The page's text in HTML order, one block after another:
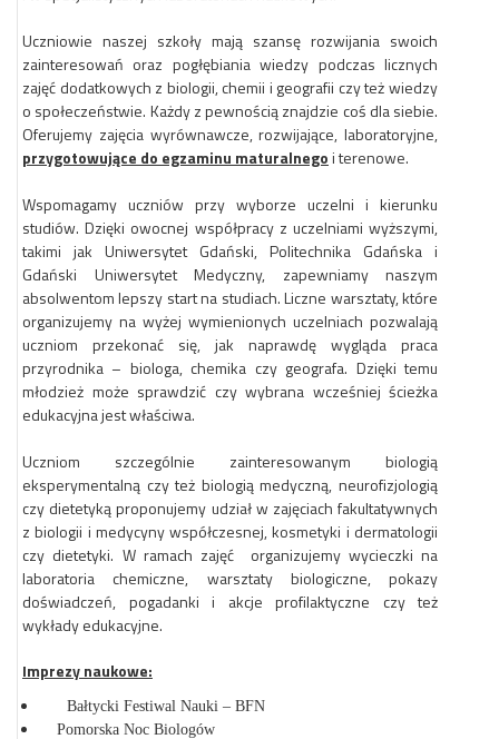
Uczniowie naszej szkoły mają szansę rozwijania swoich
zainteresowań oraz pogłębiania wiedzy podczas licznych
zajęć dodatkowych z biologii, chemii i geografii czy też wiedzy
o społeczeństwie. Każdy z pewnością znajdzie coś dla siebie.
Oferujemy zajęcia wyrównawcze, rozwijające, laboratoryjne,
przygotowujące do egzaminu maturalnegoi terenowe.
Wspomagamy uczniów przy wyborze uczelni i kierunku
studiów. Dzięki owocnej współpracy z uczelniami wyższymi,
takimi jak Uniwersytet Gdański, Politechnika Gdańska i
Gdański Uniwersytet Medyczny, zapewniamy naszym
absolwentom lepszy start na studiach. Liczne warsztaty, które
organizujemy na wyżej wymienionych uczelniach pozwalają
uczniom przekonać się, jak naprawdę wygląda praca
przyrodnika – biologa, chemika czy geografa. Dzięki temu
młodzież może sprawdzić czy wybrana wcześniej ścieżka
edukacyjna jest właściwa.
Uczniom szczególnie zainteresowanym biologią
eksperymentalną czy też biologią medyczną, neurofizjologią
czy dietetyką proponujemy udział w zajęciach fakultatywnych
z biologii i medycyny współczesnej, kosmetyki i dermatologii
czy dietetyki. W ramach zajęć
organizujemy wycieczki na
laboratoria chemiczne, warsztaty biologiczne, pokazy
doświadczeń, pogadanki i akcje profilaktyczne czy też
wykłady edukacyjne.
Imprezy naukowe:
Bałtycki Festiwal Nauki – BFN
Pomorska Noc Biologów